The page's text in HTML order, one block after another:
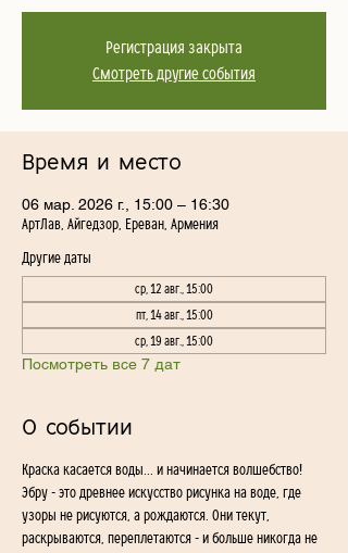
Регистрация закрыта
Смотреть другие события
Время и место
06 мар. 2026 г., 15:00 – 16:30
АртЛав, Айгедзор, Ереван, Армения
Другие даты
ср, 12 авг., 15:00
пт, 14 авг., 15:00
ср, 19 авг., 15:00
Посмотреть все 7 дат
О событии
Краска касается воды... и начинается волшебство!
Эбру - это древнее искусство рисунка на воде, где
узоры не рисуются, а рождаются. Они текут,
раскрываются, переплетаются - и больше никогда не